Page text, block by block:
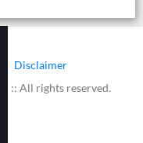
Disclaimer
:: All rights reserved.